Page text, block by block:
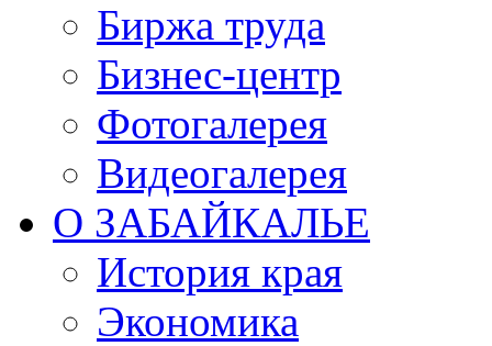
Биржа труда
Бизнес-центр
Фотогалерея
Видеогалерея
О ЗАБАЙКАЛЬЕ
История края
Экономика